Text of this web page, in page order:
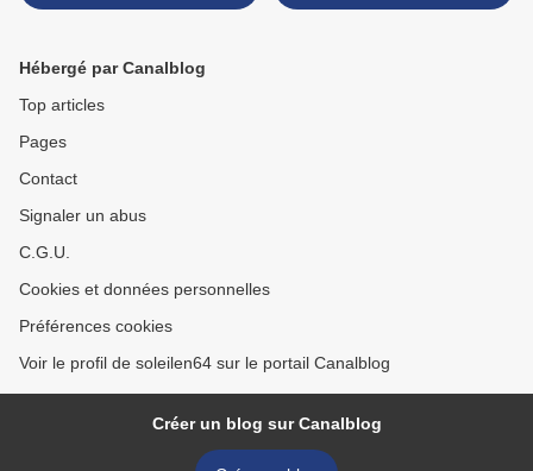
Hébergé par Canalblog
Top articles
Pages
Contact
Signaler un abus
C.G.U.
Cookies et données personnelles
Préférences cookies
Voir le profil de soleilen64 sur le portail Canalblog
Créer un blog sur Canalblog